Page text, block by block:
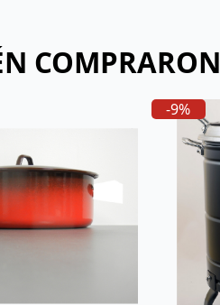
COMPRARON
-9%